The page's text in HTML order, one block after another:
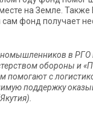
на Земле. Также
сам фонд получает
в РГО
обороны и
помогают с
поддержку